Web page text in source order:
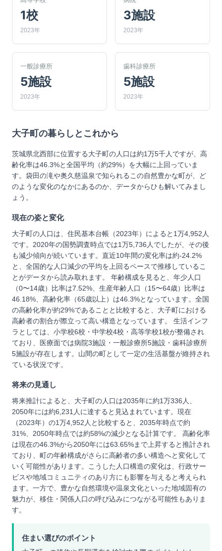
1校
2023年
3施設
2023年
一般診療所
5施設
2023年
歯科診療所
5施設
2023年
大子町 の暮らしとこれから
茨城県北西部に位置する大子町の人口は約1万5千人ですが、高
齢化率は46.3%と全国平均（約29%）を大幅に上回っていま
す。袋田の滝や奥久慈温泉で知られるこの自然豊かな町が、ど
のような変化のなかにあるのか、データからひも解いてみまし
ょう。
現在の姿と変化
大子町の人口は、住民基本台帳（2023年）によると1万4,952人
です。2020年の国勢調査時点では1万5,736人でしたが、その後
も減少傾向が続いています。直近10年間の変化率は約-24.2%
と、全国的な人口減少の平均を上回るペースで推移しているこ
とがデータから読み取れます。 年齢構成を見ると、年少人口
（0〜14歳）比率は7.52%、生産年齢人口（15〜64歳）比率は
46.18%、高齢化率（65歳以上）は46.3%となっています。全国
の高齢化率が約29%であることと比較すると、大子町における
高齢者の割合が際立って高い構造となっています。 生活インフ
ラとしては、小学校6校・中学校4校・高等学校1校が整備され
ており、医療面では病院3施設・一般診療所5施設・歯科診療所
5施設が存在します。山間の町として一定の生活基盤が維持され
ている状況です。
将来の見通し
将来推計によると、大子町の人口は2035年に約1万336人、
2050年には約6,231人に達すると見込まれています。現在
（2023年）の1万4,952人と比較すると、2035年時点で約
31%、2050年時点では約58%の減少となる計算です。 高齢化率
は現在の46.3%から2050年には63.65%まで上昇すると推計され
ており、町の年齢構成がさらに高齢者の多い構造へと変化して
いく可能性があります。こうした人口構造の変化は、行政サー
ビスや地域コミュニティのあり方にも影響を与えると考えられ
ます。一方で、豊かな自然環境や温泉文化といった地域固有の
魅力が、移住・関係人口の呼び込みにつながる可能性もありま
す。
住まい選びのポイント